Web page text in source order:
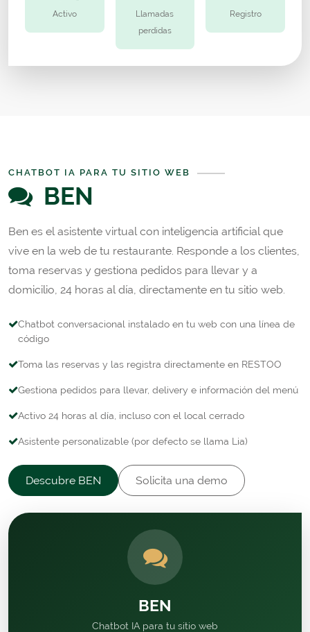
Activo
Llamadas
perdidas
Registro
CHATBOT IA PARA TU SITIO WEB
BEN
Ben es el asistente virtual con inteligencia artificial que
vive en la web de tu restaurante. Responde a los clientes,
toma reservas y gestiona pedidos para llevar y a
domicilio, 24 horas al día, directamente en tu sitio web.
Chatbot conversacional instalado en tu web con una línea de
código
Toma las reservas y las registra directamente en RESTOO
Gestiona pedidos para llevar, delivery e información del menú
Activo 24 horas al día, incluso con el local cerrado
Asistente personalizable (por defecto se llama Lia)
Descubre BEN Solicita una demo
BEN
Chatbot IA para tu sitio web